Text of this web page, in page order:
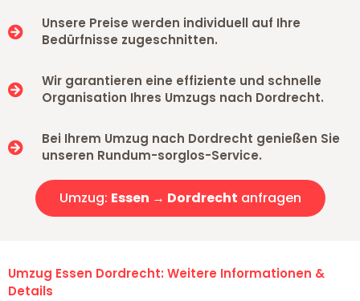
Unsere Preise werden individuell auf Ihre
Bedürfnisse zugeschnitten.
Wir garantieren eine effiziente und schnelle
Organisation Ihres Umzugs nach Dordrecht.
Bei Ihrem Umzug nach Dordrecht genießen Sie
unseren Rundum-sorglos-Service.
Umzug: Essen → Dordrecht anfragen
Umzug Essen Dordrecht: Weitere Informationen &
Details